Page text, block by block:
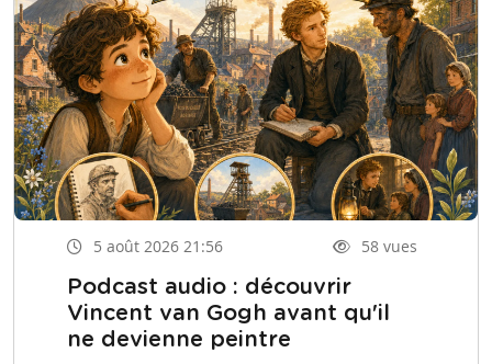
5 août 2026 21:56 58 vues
Podcast audio : découvrir
Vincent van Gogh avant qu'il
ne devienne peintre